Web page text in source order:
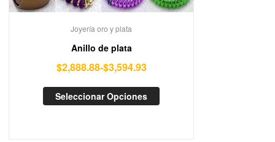
Joyería oro y plata
Anillo de plata
$2,888.88-$3,594.93
Seleccionar Opciones